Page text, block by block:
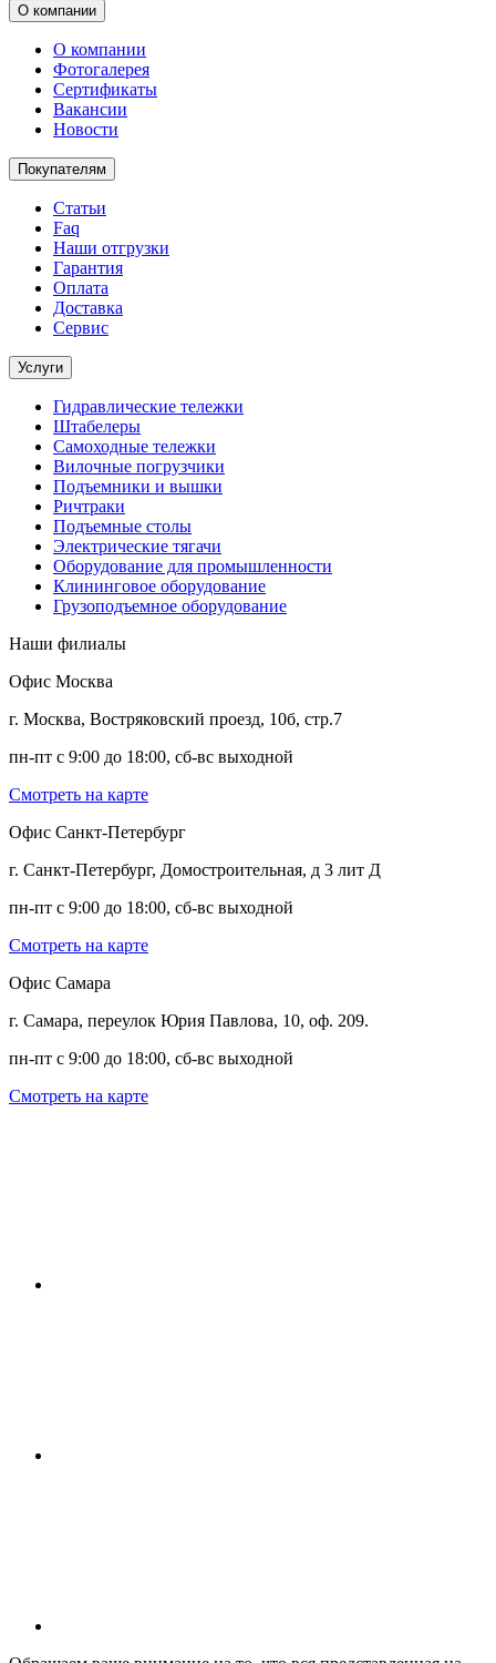
О компании
О компании
Фотогалерея
Сертификаты
Вакансии
Новости
Покупателям
Статьи
Faq
Наши отгрузки
Гарантия
Оплата
Доставка
Сервис
Услуги
Гидравлические тележки
Штабелеры
Самоходные тележки
Вилочные погрузчики
Подъемники и вышки
Ричтраки
Подъемные столы
Электрические тягачи
Оборудование для промышленности
Клининговое оборудование
Грузоподъемное оборудование
Наши филиалы
Офис Москва
г. Москва, Востряковский проезд, 10б, стр.7
пн-пт с 9:00 до 18:00, сб-вс выходной
Смотреть на карте
Офис Санкт-Петербург
г. Санкт-Петербург, Домостроительная, д 3 лит Д
пн-пт с 9:00 до 18:00, сб-вс выходной
Смотреть на карте
Офис Самара
г. Самара, переулок Юрия Павлова, 10, оф. 209.
пн-пт с 9:00 до 18:00, сб-вс выходной
Смотреть на карте